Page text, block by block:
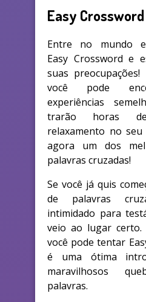
Easy Crossword
Entre no mundo
Easy Crossword e
suas preocupações!
você pode
experiências
trarão horas
relaxamento no seu
agora um dos
palavras cruzadas!
Se você já quis
de palavras
intimidado para
veio ao lugar certo.
você pode tentar
é uma ótima
maravilhosos
palavras.